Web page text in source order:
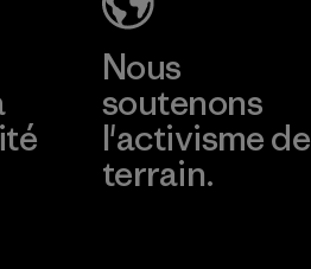
Nous
soutenons
l'activisme de
terrain.